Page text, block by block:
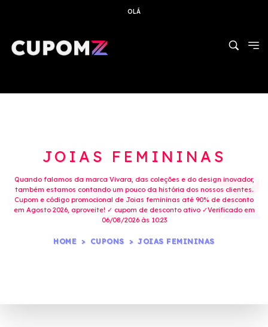
OLÁ
JOIAS FEMININAS
Quando falamos da marca Vivara, das coleções e do design inovador,
também estamos contando um pouco da história dos nossos clientes.
Cupom e código promocional de Joias femininas até 90% de desconto
em Agosto 2026, aproveite! ✓ cupom de desconto ativo ✓Verificado em
06/08/2026 às 10:23
HOME CUPONS JOIAS FEMININAS